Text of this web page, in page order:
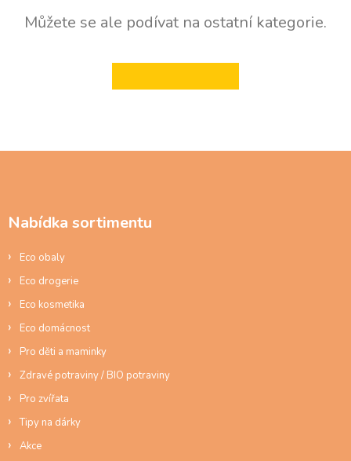
Můžete se ale podívat na ostatní kategorie.
Nabídka sortimentu
Eco obaly
Eco drogerie
Eco kosmetika
Eco domácnost
Pro děti a maminky
Zdravé potraviny / BIO potraviny
Pro zvířata
Tipy na dárky
Akce